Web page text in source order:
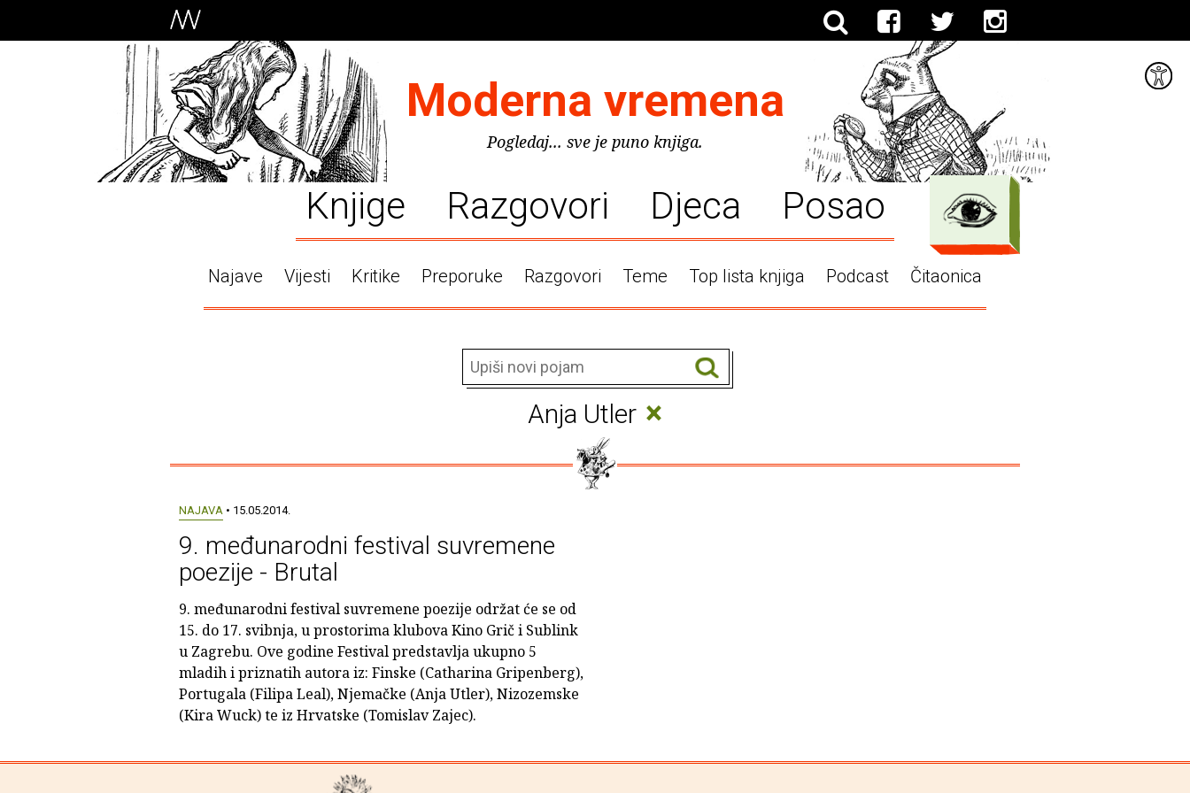
Moderna vremena
Pogledaj... sve je puno knjiga.
Knjige Razgovori Djeca Posao
Najave Vijesti Kritike Preporuke Razgovori Teme Top lista knjiga Podcast Čitaonica
Anja Utler ×
NAJAVA• 15.05.2014.
9. međunarodni festival suvremene
poezije - Brutal
9. međunarodni festival suvremene poezije održat će se od
15. do 17. svibnja, u prostorima klubova Kino Grič i Sublink
u Zagrebu. Ove godine Festival predstavlja ukupno 5
mladih i priznatih autora iz: Finske (Catharina Gripenberg),
Portugala (Filipa Leal), Njemačke (Anja Utler), Nizozemske
(Kira Wuck) te iz Hrvatske (Tomislav Zajec).